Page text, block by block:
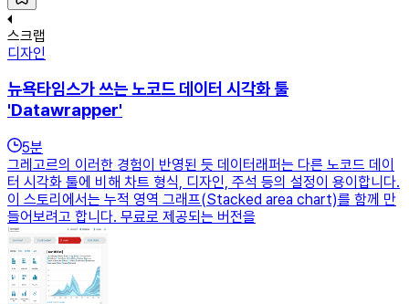
스크랩
디자인
뉴욕타임스가 쓰는 노코드 데이터 시각화 툴
'Datawrapper'
5분
그레고르의 이러한 경험이 반영된 듯 데이터래퍼는 다른 노코드 데이
터 시각화 툴에 비해 차트 형식, 디자인, 주석 등의 설정이 용이합니다.
이 스토리에서는 누적 영역 그래프(Stacked area chart)를 함께 만
들어보려고 합니다. 무료로 제공되는 버전을